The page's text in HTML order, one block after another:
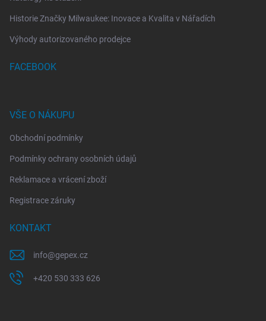
Historie Značky Milwaukee: Inovace a Kvalita v Nářadích
Výhody autorizovaného prodejce
FACEBOOK
VŠE O NÁKUPU
Obchodní podmínky
Podmínky ochrany osobních údajů
Reklamace a vrácení zboží
Registrace záruky
KONTAKT
info@gepex.cz
+420 530 333 626